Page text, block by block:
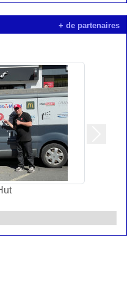
TNP Consulting
+ de partenaires